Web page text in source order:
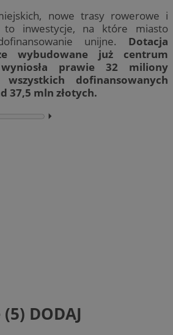
nowe trasy rowerowe i
to inwestycje, na które miasto
unijne. Dotacja
wybudowane już centrum
prawie 32 miliony
wszystkich dofinansowanych
37,5 mln złotych.
⏵︎
DODAJ